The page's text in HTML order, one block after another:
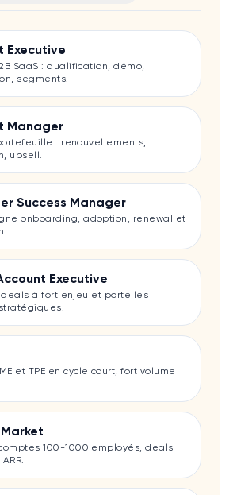
Executive
SaaS : qualification, démo,
segments.
Manager
: renouvellements,
upsell.
Success Manager
onboarding, adoption, renewal et
Executive
deals à fort enjeu et porte les
et TPE en cycle court, fort volume
100-1000 employés, deals